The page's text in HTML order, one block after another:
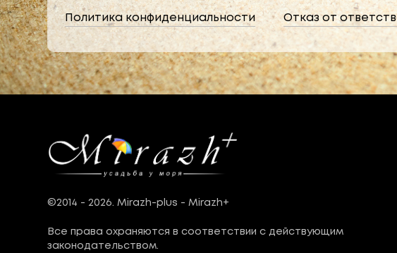
Политика конфиденциальности Отказ от
©2014 - 2026. Mirazh-plus - Mirazh+
Все права охраняются в соответствии с действующим
законодательством.